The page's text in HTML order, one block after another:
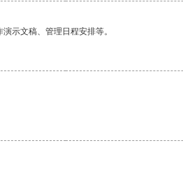
示文稿、管理日程安排等。